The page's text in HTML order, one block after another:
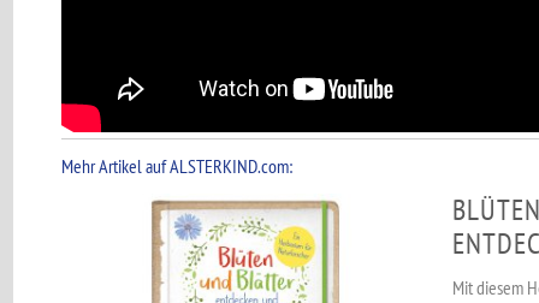
Mehr Artikel auf ALSTERKIND.com:
Mit diesem